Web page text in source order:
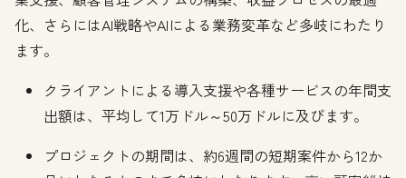
化、さらにはAI戦略やAIによる業務変革など多岐にわたり
ます。
クライアントによる導入支援や各種サービスの年間支
出額は、平均して1万ドル～50万ドルに及びます。
プロジェクトの期間は、約6週間の短期案件から12か